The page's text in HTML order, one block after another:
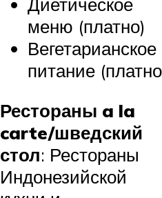
меню (платно)
Вегетарианское
питание
Рестораны a la
carte/шведский
стол: Рестораны
Индонезийской